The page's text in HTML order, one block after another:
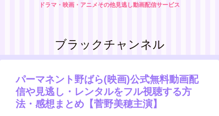
ドラマ・映画・アニメその他見逃し動画配信サービス
ブラックチャンネル
パーマネント野ばら(映画)公式無料動画配
信や見逃し・レンタルをフル視聴する方
法・感想まとめ【菅野美穂主演】